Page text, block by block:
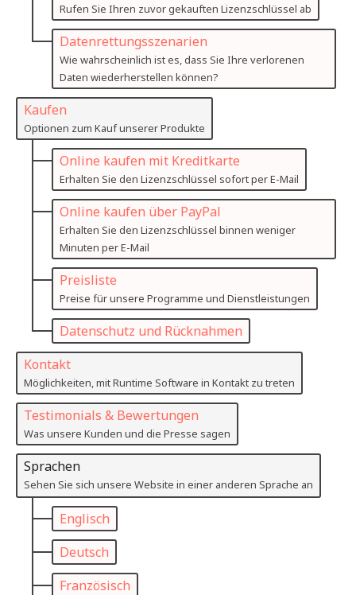
Rufen Sie Ihren zuvor gekauften Lizenzschlüssel ab
Datenrettungsszenarien
Wie wahrscheinlich ist es, dass Sie Ihre verlorenen
Daten wiederherstellen können?
Kaufen
Optionen zum Kauf unserer Produkte
Online kaufen mit Kreditkarte
Erhalten Sie den Lizenzschlüssel sofort per E-Mail
Online kaufen über PayPal
Erhalten Sie den Lizenzschlüssel binnen weniger
Minuten per E-Mail
Preisliste
Preise für unsere Programme und Dienstleistungen
Datenschutz und Rücknahmen
Kontakt
Möglichkeiten, mit Runtime Software in Kontakt zu treten
Testimonials & Bewertungen
Was unsere Kunden und die Presse sagen
Sprachen
Sehen Sie sich unsere Website in einer anderen Sprache an
Englisch
Deutsch
Französisch